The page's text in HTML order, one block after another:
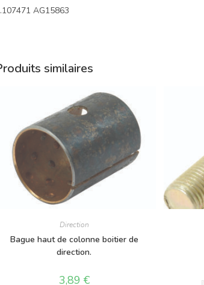
AG15863
similaires
Direction
Bague haut de colonne boitier de
direction.
3,89 €